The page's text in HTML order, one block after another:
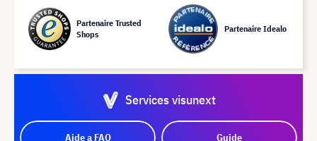
Partenaire Trusted
Shops
Partenaire Idealo
Services visunext
Aide a FAQ Guide